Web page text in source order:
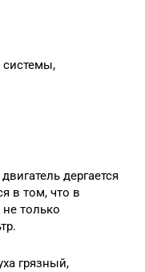
дергается
в том, что в
только
грязный,